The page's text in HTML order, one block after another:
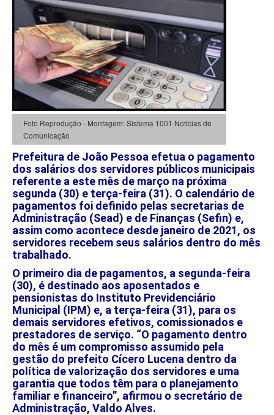
Foto Reprodução - Montagem: Sistema 1001 Notícias de
Comunicação
Prefeitura de João Pessoa efetua o pagamento
dos salários dos servidores públicos municipais
referente a este mês de março na próxima
segunda (30) e terça-feira (31). O calendário de
pagamentos foi definido pelas secretarias de
Administração (Sead) e de Finanças (Sefin) e,
assim como acontece desde janeiro de 2021, os
servidores recebem seus salários dentro do mês
trabalhado.
O primeiro dia de pagamentos, a segunda-feira
(30), é destinado aos aposentados e
pensionistas do Instituto Previdenciário
Municipal (IPM) e, a terça-feira (31), para os
demais servidores efetivos, comissionados e
prestadores de serviço. “O pagamento dentro
do mês é um compromisso assumido pela
gestão do prefeito Cícero Lucena dentro da
política de valorização dos servidores e uma
garantia que todos têm para o planejamento
familiar e financeiro”, afirmou o secretário de
Administração, Valdo Alves.